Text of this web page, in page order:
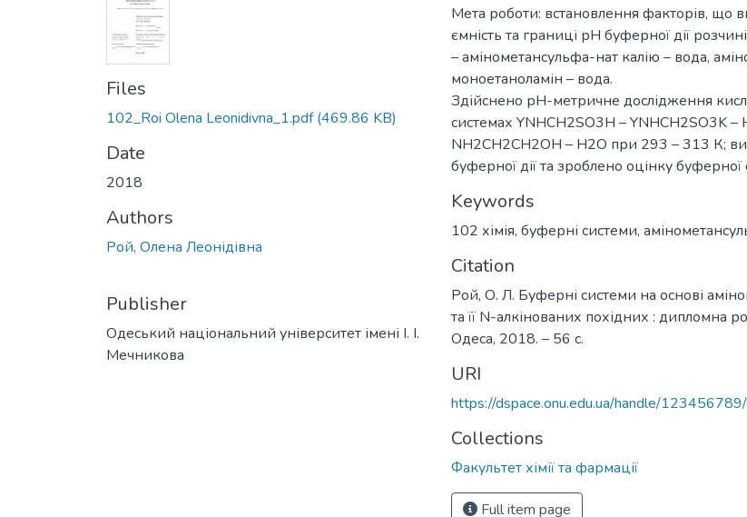
Files
102_Roi Olena Leonidivna_1.pdf(469.86 KB)
Date
2018
Authors
Рой, Олена Леонідівна
Publisher
Одеський національний університет імені І. І.
Мечникова
Мета роботи: встановлення факторів, що
ємність та границі рН буферної дії
– амінометансульфа-нат калію – вода,
моноетаноламін – вода.
Здійснено рН-метричне дослідження
системах YNHCH2SO3H – YNHCH2SO3K –
NH2CH2CH2OH – H2O при 293 – 313 К;
буферної дії та зроблено оцінку буферної
Keywords
102 хімія, буферні системи,
Citation
Рой, О. Л. Буферні системи на основі
та її N-алкінованих похідних : дипломна
Одеса, 2018. – 56 с.
URI
https://dspace.onu.edu.ua/handle/
Collections
Факультет хімії та фармації
Full item page